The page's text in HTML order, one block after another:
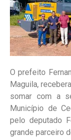
O prefeito
Maguila,
somar com a
Município de
pelo deputado
grande parceiro